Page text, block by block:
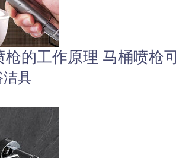
枪的工作原理 马桶喷枪
洁具